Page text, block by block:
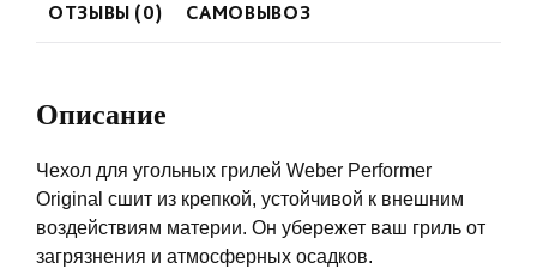
ОТЗЫВЫ (0) САМОВЫВОЗ
Описание
Чехол для угольных грилей Weber Performer
Original сшит из крепкой, устойчивой к внешним
воздействиям материи. Он убережет ваш гриль от
загрязнения и атмосферных осадков.